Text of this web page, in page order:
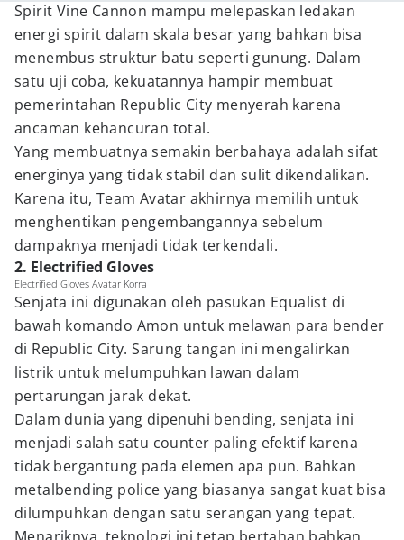
Spirit Vine Cannon mampu melepaskan ledakan
energi spirit dalam skala besar yang bahkan bisa
menembus struktur batu seperti gunung. Dalam
satu uji coba, kekuatannya hampir membuat
pemerintahan Republic City menyerah karena
ancaman kehancuran total.
Yang membuatnya semakin berbahaya adalah sifat
energinya yang tidak stabil dan sulit dikendalikan.
Karena itu, Team Avatar akhirnya memilih untuk
menghentikan pengembangannya sebelum
dampaknya menjadi tidak terkendali.
2. Electrified Gloves
Electrified Gloves Avatar Korra
Senjata ini digunakan oleh pasukan Equalist di
bawah komando Amon untuk melawan para bender
di Republic City. Sarung tangan ini mengalirkan
listrik untuk melumpuhkan lawan dalam
pertarungan jarak dekat.
Dalam dunia yang dipenuhi bending, senjata ini
menjadi salah satu counter paling efektif karena
tidak bergantung pada elemen apa pun. Bahkan
metalbending police yang biasanya sangat kuat bisa
dilumpuhkan dengan satu serangan yang tepat.